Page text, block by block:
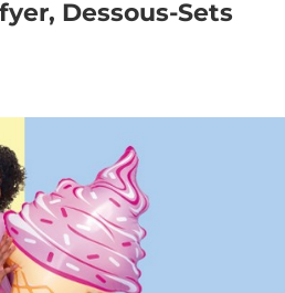
Dessous-Sets